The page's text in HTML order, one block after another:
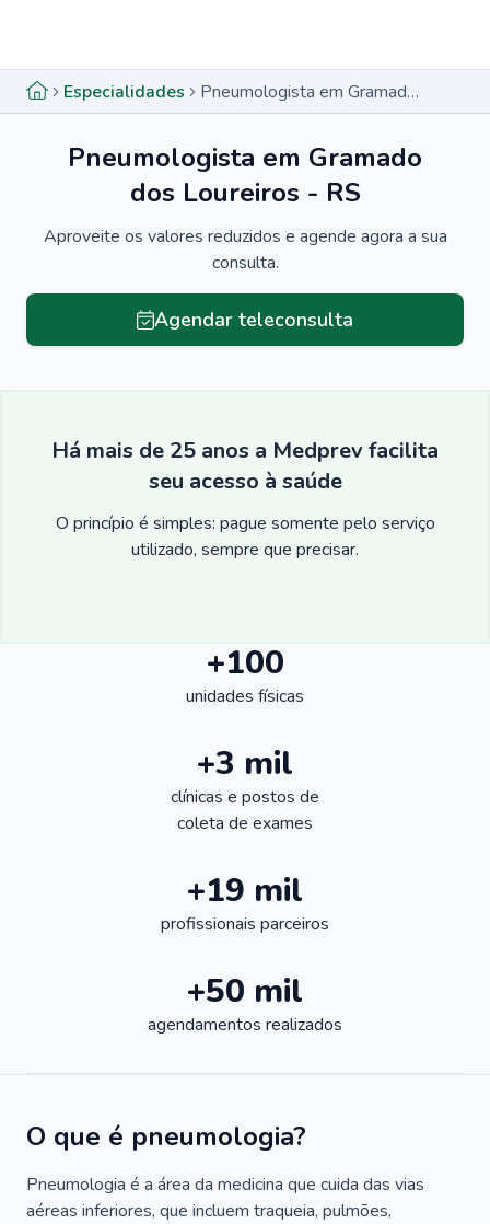
Especialidades Pneumologista em Gramado dos Loureiros - RS
Pneumologista em Gramado
dos Loureiros - RS
Aproveite os valores reduzidos e agende agora a sua
consulta.
Agendar teleconsulta
Há mais de 25 anos a Medprev facilita
seu acesso à saúde
O princípio é simples: pague somente pelo serviço
utilizado, sempre que precisar.
+100
unidades físicas
+3 mil
clínicas e postos de
coleta de exames
+19 mil
profissionais parceiros
+50 mil
agendamentos realizados
O que é pneumologia?
Pneumologia é a área da medicina que cuida das vias
aéreas inferiores, que incluem traqueia, pulmões,